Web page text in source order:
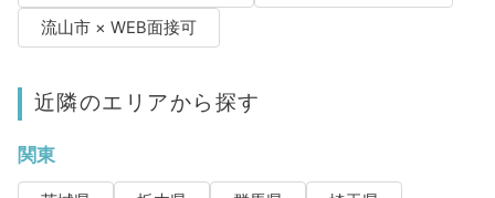
流山市 × WEB面接可
近隣のエリアから探す
関東